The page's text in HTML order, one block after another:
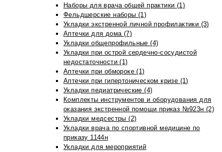
Наборы для врача общей практики (1)
Фельдшерские наборы (1)
Укладки экстренной личной профилактики (3)
Аптечки для дома (7)
Укладки общепрофильные (4)
Укладки при острой сердечно-сосудистой
недостаточности (1)
Аптечки при обмороке (1)
Аптечки при гипертоническом кризе (1)
Укладки педиатрические (4)
Комплекты инструментов и оборудования для
оказания экстренной помощи приказ №923н (2)
Укладки медсестры (2)
Укладки врача по спортивной медицине по
приказу 1144н
Укладки для мероприятий